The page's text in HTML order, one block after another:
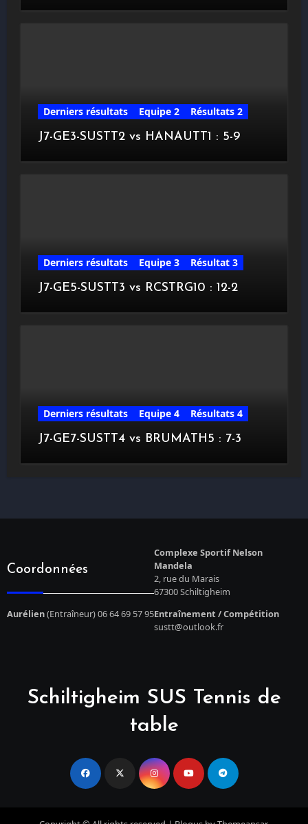
Derniers résultats Equipe 2
Résultats 2
J7-GE3-SUSTT2 vs HANAUTT1 : 5-9
Derniers résultats Equipe 3
Résultat 3
J7-GE5-SUSTT3 vs RCSTRG10 : 12-2
Derniers résultats Equipe 4
Résultats 4
J7-GE7-SUSTT4 vs BRUMATH5 : 7-3
Coordonnées
Complexe Sportif Nelson
Mandela
2, rue du Marais
67300 Schiltigheim
Aurélien(Entraîneur) 06 64 69 57 95Entraînement / Compétition
sustt@outlook.fr
Schiltigheim SUS Tennis de
table